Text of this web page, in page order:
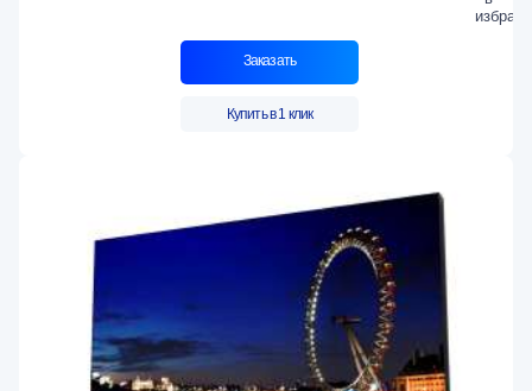
Заказать
Купить в 1 клик